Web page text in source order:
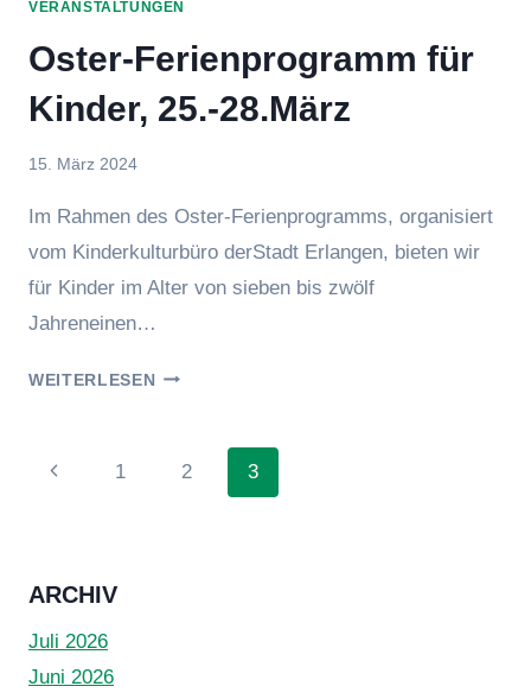
AM
MAI
VERANSTALTUNGEN
Oster-Ferienprogramm für
Kinder, 25.-28.März
Von
15. März 2024
Im Rahmen des Oster-Ferienprogramms, organisiert
vom Kinderkulturbüro derStadt Erlangen, bieten wir
für Kinder im Alter von sieben bis zwölf
Jahreneinen…
WEITERLESENOSTER-
Seitennavigation
Vorherige
1 2 3
ARCHIV
Juli 2026
Juni 2026